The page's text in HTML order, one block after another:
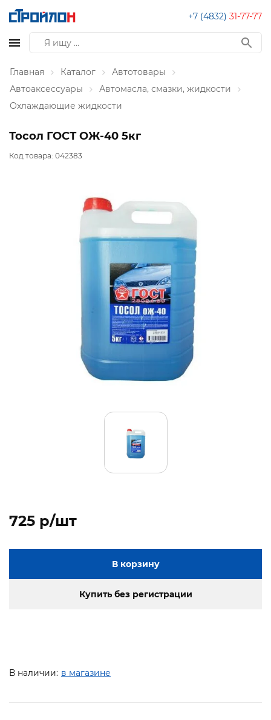
+7 (4832) 31-77-77
Главная Каталог
Автотовары
Автоаксессуары
Автомасла, смазки, жидкости
Охлаждающие жидкости
Тосол ГОСТ ОЖ-40 5кг
Код товара: 042383
725 p/шт
В корзину
Купить без регистрации
В наличии: в магазине